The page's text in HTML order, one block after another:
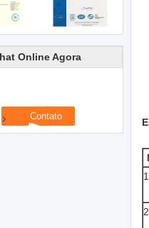
Online Agora
1.
2.